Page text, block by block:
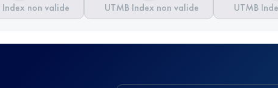
Index non valide UTMB Index non valide UTMB